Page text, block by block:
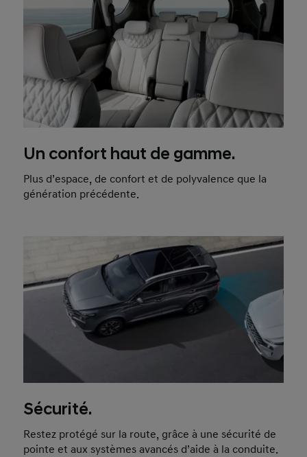
Un confort haut de gamme.
Plus d’espace, de confort et de polyvalence que la
génération précédente.
Sécurité.
Restez protégé sur la route, grâce à une sécurité de
pointe et aux systèmes avancés d’aide à la conduite.